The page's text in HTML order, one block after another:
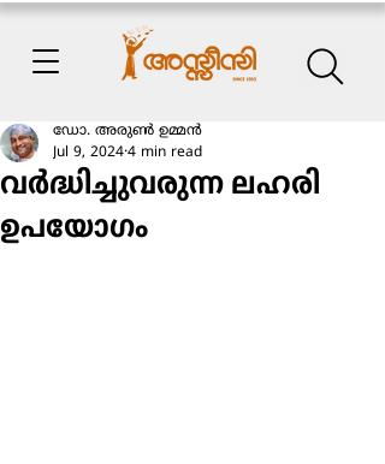
വര്‍ദ്ധിച്ചുവരുന്ന ലഹരി
ഉപയോഗം
ഡോ. അരുണ്‍ ഉമ്മന്‍
Jul 9, 2024 4 min read